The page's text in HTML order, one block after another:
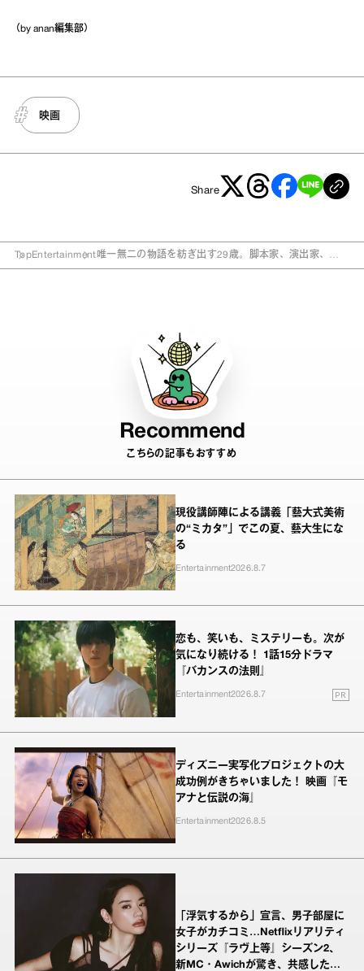
（by anan編集部）
映画
Share
TopEntertainment 唯一無二の物語を紡ぎ出す29歳。脚本家、演出家、映
Recommend
こちらの記事もおすすめ
現役講師陣による講義「藝大式美術
の“ミカタ”」でこの夏、藝大生にな
る
Entertainment2026.8.7
恋も、笑いも、ミステリーも。次が
気になり続ける！ 1話15分ドラマ
『バカンスの法則』
Entertainment2026.8.7 PR
ディズニー実写化プロジェクトの大
成功例がきちゃいました！ 映画『モ
アナと伝説の海』
Entertainment2026.8.5
「浮気するから」宣言、男子部屋に
女子がカチコミ…Netflixリアリティ
シリーズ『ラヴ上等』シーズン2、
新MC・Awichが驚き、共感したヤ